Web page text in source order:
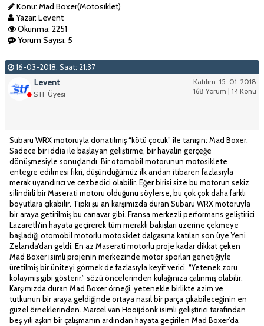
Konu: Mad Boxer(Motosiklet)
Yazar: Levent
Okunma: 2251
Yorum Sayısı: 5
16-03-2018, Saat: 21:37
Katılım: 15-01-2018
168 Yorum | 14 Konu
Levent
STF Üyesi
Subaru WRX motoruyla donatılmış “kötü çocuk” ile tanışın: Mad Boxer.
Sadece bir iddia ile başlayan geliştirme, bir hayalin gerçeğe
dönüşmesiyle sonuçlandı. Bir otomobil motorunun motosiklete
entegre edilmesi fikri, düşündüğümüz ilk andan itibaren fazlasıyla
merak uyandırıcı ve cezbedici olabilir. Eğer birisi size bu motorun sekiz
silindirli bir Maserati motoru olduğunu söylerse, bu çok çok daha farklı
boyutlara çıkabilir. Tıpkı şu an karşımızda duran Subaru WRX motoruyla
bir araya getirilmiş bu canavar gibi. Fransa merkezli performans geliştirici
Lazareth‘in hayata geçirerek tüm meraklı bakışları üzerine çekmeye
başladığı otomobil motorlu motosiklet dalgasına katılan son üye Yeni
Zelanda‘dan geldi. En az Maserati motorlu proje kadar dikkat çeken
Mad Boxer isimli projenin merkezinde motor sporları genetiğiyle
üretilmiş bir üniteyi görmek de fazlasıyla keyif verici. “Yetenek zoru
kolaymış gibi gösterir.” sözü öncelerinden kulağınıza çalınmış olabilir.
Karşımızda duran Mad Boxer örneği, yetenekle birlikte azim ve
tutkunun bir araya geldiğinde ortaya nasıl bir parça çıkabileceğinin en
güzel örneklerinden. Marcel van Hooijdonk isimli geliştirici tarafından
beş yılı aşkın bir çalışmanın ardından hayata geçirilen Mad Boxer’da